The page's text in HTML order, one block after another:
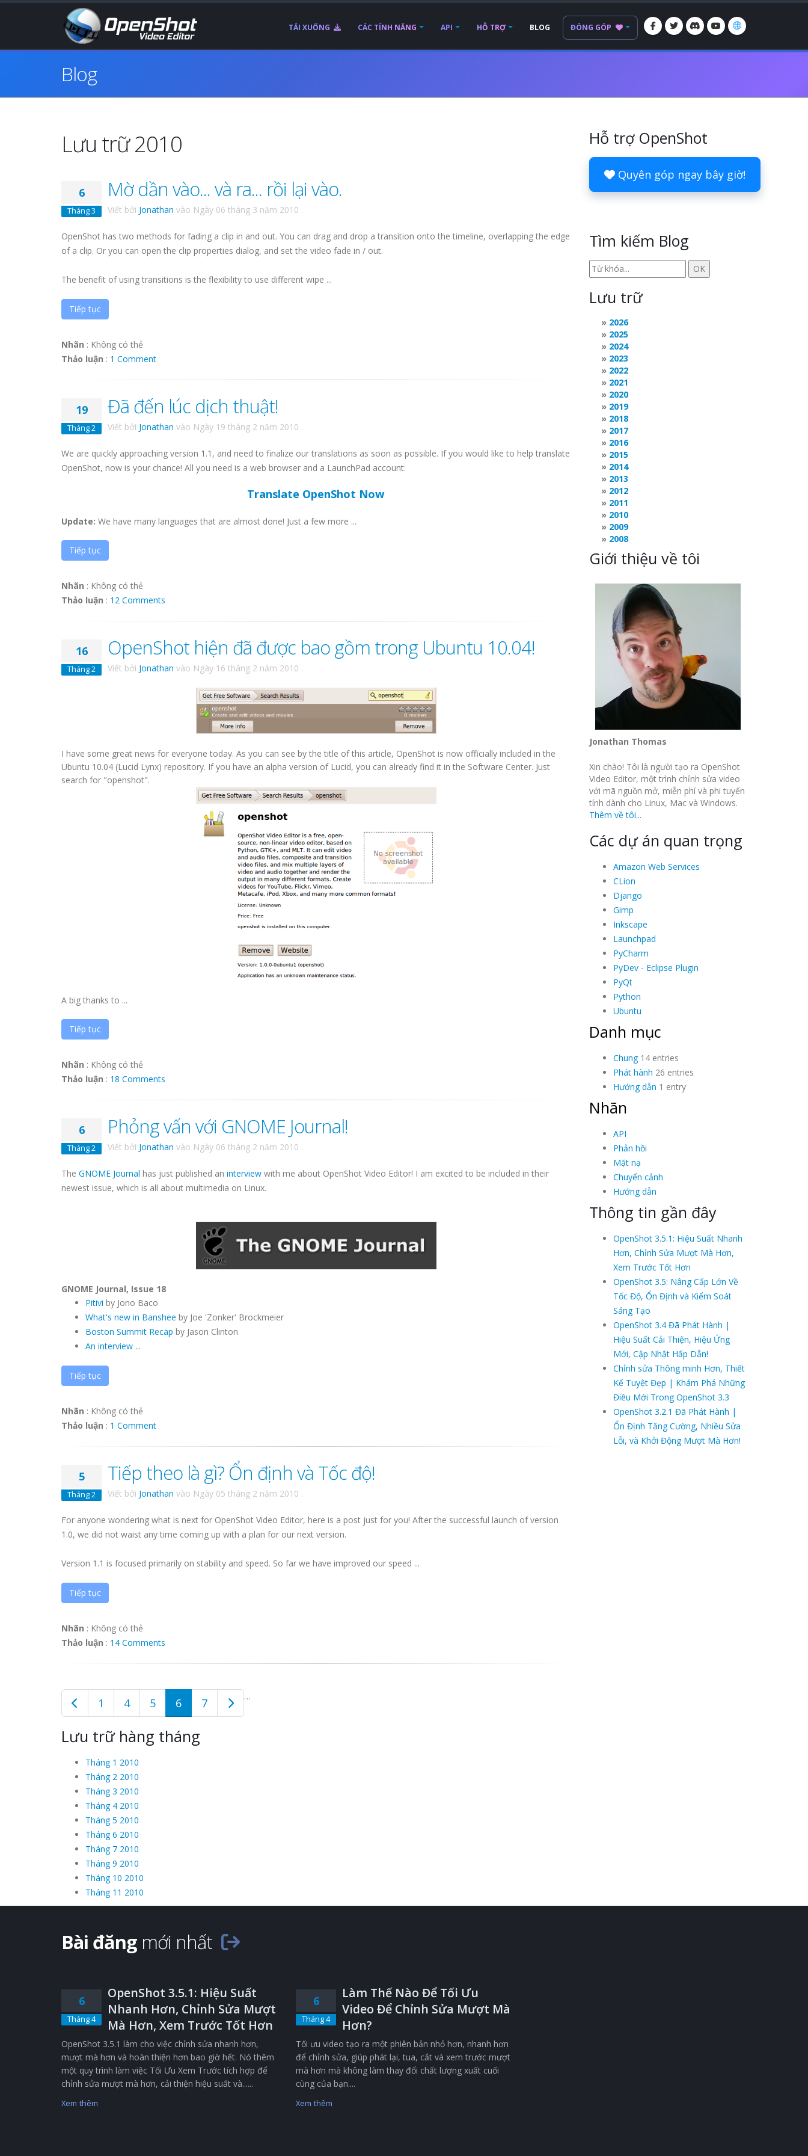
TẢI XUỐNG CÁC TÍNH NĂNG API HỖ TRỢ BLOG ĐÓNG GÓP
Blog
Lưu trữ 2010
6
Tháng 3
Mờ dần vào... và ra... rồi lại vào.
Viết bởi Jonathan vào Ngày 06 tháng 3 năm 2010 .
OpenShot has two methods for fading a clip in and out. You can drag and drop a transition onto the timeline, overlapping the edge
of a clip. Or you can open the clip properties dialog, and set the video fade in / out.
The benefit of using transitions is the flexibility to use different wipe ...
Tiếp tục
Nhãn : Không có thẻ
Thảo luận : 1 Comment
19
Tháng 2
Đã đến lúc dịch thuật!
Viết bởi Jonathan vào Ngày 19 tháng 2 năm 2010 .
We are quickly approaching version 1.1, and need to finalize our translations as soon as possible. If you would like to help translate
OpenShot, now is your chance! All you need is a web browser and a LaunchPad account:
Translate OpenShot Now
Update: We have many languages that are almost done! Just a few more ...
Tiếp tục
Nhãn : Không có thẻ
Thảo luận : 12 Comments
16
Tháng 2
OpenShot hiện đã được bao gồm trong Ubuntu 10.04!
Viết bởi Jonathan vào Ngày 16 tháng 2 năm 2010 .
I have some great news for everyone today. As you can see by the title of this article, OpenShot is now officially included in the
Ubuntu 10.04 (Lucid Lynx) repository. If you have an alpha version of Lucid, you can already find it in the Software Center. Just
search for "openshot".
A big thanks to ...
Tiếp tục
Nhãn : Không có thẻ
Thảo luận : 18 Comments
6
Tháng 2
Phỏng vấn với GNOME Journal!
Viết bởi Jonathan vào Ngày 06 tháng 2 năm 2010 .
The GNOME Journal has just published an interview with me about OpenShot Video Editor! I am excited to be included in their
newest issue, which is all about multimedia on Linux.
GNOME Journal, Issue 18
Pitivi by Jono Baco
What's new in Banshee by Joe 'Zonker' Brockmeier
Boston Summit Recap by Jason Clinton
An interview ...
Tiếp tục
Nhãn : Không có thẻ
Thảo luận : 1 Comment
5
Tháng 2
Tiếp theo là gì? Ổn định và Tốc độ!
Viết bởi Jonathan vào Ngày 05 tháng 2 năm 2010 .
For anyone wondering what is next for OpenShot Video Editor, here is a post just for you! After the successful launch of version
1.0, we did not waist any time coming up with a plan for our next version.
Version 1.1 is focused primarily on stability and speed. So far we have improved our speed ...
Tiếp tục
Nhãn : Không có thẻ
Thảo luận : 14 Comments
1 …
4 5 6 7
Lưu trữ hàng tháng
Tháng 1 2010
Tháng 2 2010
Tháng 3 2010
Tháng 4 2010
Tháng 5 2010
Tháng 6 2010
Tháng 7 2010
Tháng 9 2010
Tháng 10 2010
Tháng 11 2010
Hỗ trợ OpenShot
Quyên góp ngay bây giờ!
Tìm kiếm Blog
Lưu trữ
2026
2025
2024
2023
2022
2021
2020
2019
2018
2017
2016
2015
2014
2013
2012
2011
2010
2009
2008
Giới thiệu về tôi
Jonathan Thomas
Xin chào! Tôi là người tạo ra OpenShot
Video Editor, một trình chỉnh sửa video
với mã nguồn mở, miễn phí và phi tuyến
tính dành cho Linux, Mac và Windows.
Thêm về tôi...
Các dự án quan trọng
Amazon Web Services
CLion
Django
Gimp
Inkscape
Launchpad
PyCharm
PyDev - Eclipse Plugin
PyQt
Python
Ubuntu
Danh mục
Chung14 entries
Phát hành 26 entries
Hướng dẫn 1 entry
Nhãn
API
Phản hồi
Mặt nạ
Chuyển cảnh
Hướng dẫn
Thông tin gần đây
OpenShot 3.5.1: Hiệu Suất Nhanh
Hơn, Chỉnh Sửa Mượt Mà Hơn,
Xem Trước Tốt Hơn
OpenShot 3.5: Nâng Cấp Lớn Về
Tốc Độ, Ổn Định và Kiểm Soát
Sáng Tạo
OpenShot 3.4 Đã Phát Hành |
Hiệu Suất Cải Thiện, Hiệu Ứng
Mới, Cập Nhật Hấp Dẫn!
Chỉnh sửa Thông minh Hơn, Thiết
Kế Tuyệt Đẹp | Khám Phá Những
Điều Mới Trong OpenShot 3.3
OpenShot 3.2.1 Đã Phát Hành |
Ổn Định Tăng Cường, Nhiều Sửa
Lỗi, và Khởi Động Mượt Mà Hơn!
Bài đăng mới nhất
6
Tháng 4
OpenShot 3.5.1: Hiệu Suất
Nhanh Hơn, Chỉnh Sửa Mượt
Mà Hơn, Xem Trước Tốt Hơn
OpenShot 3.5.1 làm cho việc chỉnh sửa nhanh hơn,
mượt mà hơn và hoàn thiện hơn bao giờ hết. Nó thêm
một quy trình làm việc Tối Ưu Xem Trước tích hợp để
chỉnh sửa mượt mà hơn, cải thiện hiệu suất và......
Xem thêm
6
Tháng 4
Làm Thế Nào Để Tối Ưu
Video Để Chỉnh Sửa Mượt Mà
Hơn?
Tối ưu video tạo ra một phiên bản nhỏ hơn, nhanh hơn
để chỉnh sửa, giúp phát lại, tua, cắt và xem trước mượt
mà hơn mà không làm thay đổi chất lượng xuất cuối
cùng của bạn....
Xem thêm